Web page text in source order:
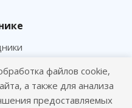
файлов cookie,
а также для анализа
предоставляемых